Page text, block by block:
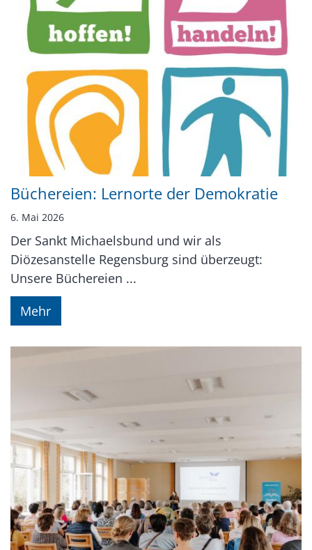
Büchereien: Lernorte der Demokratie
6. Mai 2026
Der Sankt Michaelsbund und wir als
Diözesanstelle Regensburg sind überzeugt:
Unsere Büchereien ...
Mehr